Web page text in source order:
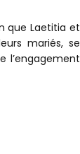
que Laetitia et
mariés, se
l’engagement